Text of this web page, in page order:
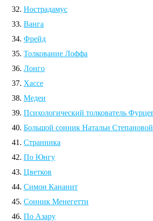
Нострадамус
Ванга
Фрейд
Толкование Лоффа
Лонго
Хассе
Медеи
Психологический толкователь
Большой сонник Натальи Степановой
Странника
По Юнгу
Цветков
Симон Кананит
Сонник Менегетти
По Азару